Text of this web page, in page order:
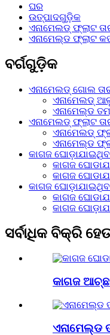
ଘର
ଉତ୍ପାଦଗୁଡ଼ିକ
ଏନାମେଲଡ୍ ଫ୍ଲାଟ
ଏନାମେଲ୍ଡ ଫ୍ଲାଟ
ବର୍ଗଗୁଡ଼ିକ
ଏନାମେଲଡ୍ ଗୋଲ
ଏନାମେଲଡ୍
ଏନାମେଲ୍ଡ
ଏନାମେଲଡ୍ ଫ୍ଲାଟ
ଏନାମେଲଡ୍
ଏନାମେଲ୍ଡ
କାଗଜ
କାଗଜ
କାଗଜ
କାଗଜ
କାଗଜ
କାଗଜ
ସର୍ବାଧିକ ବିକ୍ରି
କାଗଜ
ଏନାମେଲ୍ଡ